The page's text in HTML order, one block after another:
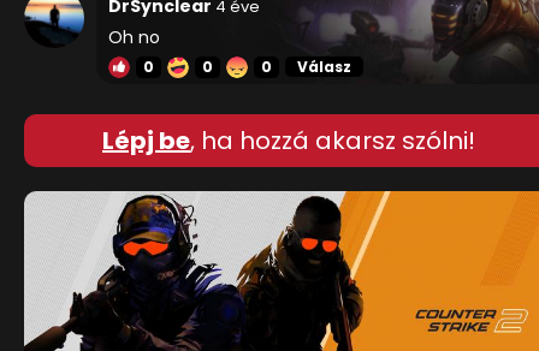
DrSynclear 4 éve
Oh no
0 0 0 Válasz
Lépj be, ha hozzá akarsz szólni!